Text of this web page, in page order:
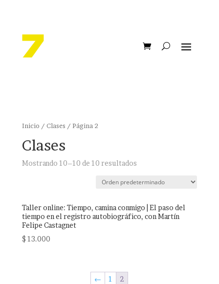
Inicio / Clases / Página 2
Clases
Mostrando 10–10 de 10 resultados
Taller online: Tiempo, camina conmigo | El paso del
tiempo en el registro autobiográfico, con Martín
Felipe Castagnet
$ 13.000
← 1 2